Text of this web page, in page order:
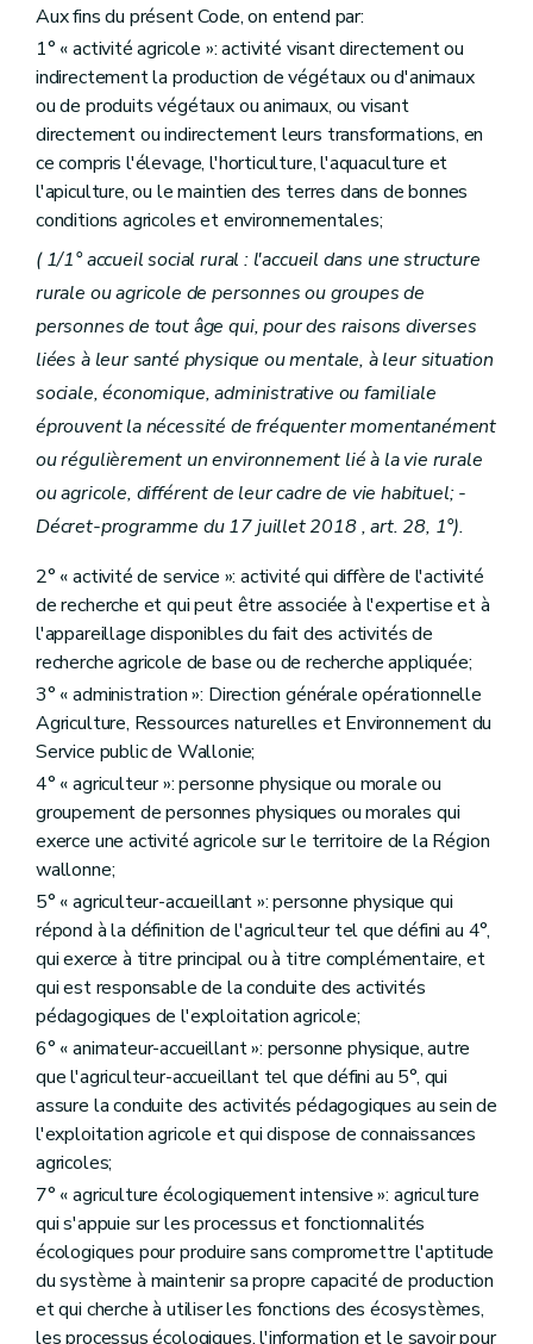
Art. D210
Sous-section 4
Évaluation et contrôle des fermes pédagogiques
Art. D211
Art. D212
Art. D213
Art. D214
Sous-section 5
Recours
Art. D215
Art. D216
Art. D217
Section 2/1 (L’accueil social rural
Sous-section 1 Champ d’application et conditions d’agrément
Art. D.218/1
Art. D.218/2
Art. D.218/3
Sous-section 2
Condition d’engagement, évaluation et contrôle
Art. D.218/4
Art. D.218/5
Sous-section 3 Recours- Décret-programme du 17 juillet 2018, art. 33 à 45).
Art. D.218/7
Art. D.218/9
Art. D219
Art. D220
Art. D221
Art. D222
Titre IX La promotion des produits agricoles
Chapitre Ier
Généralités
Art. D223
Chapitre II
L'Agence wallonne pour la Promotion d'une Agriculture de qualité
Section 1re
Création et missions
Art. D224
Art. D225
Art. D226
Art. D227
Art. D229
Art. D230
Section 1/1 Composition, compétence et fonctionnement du Conseil d'administration
Art. D230/1
Art. D230/2
Art. D230/3
Art. D230/4
Art. D230/5
Art. D230/6
Art. D230/7
Section 2
La gestion journalière
Art. D231
Section 2/1
Art. D231/1
Art. D231/2
Section 3 Personnel de l'Agence
Art. D232
Art. D233
Section 4 La gestion financière
Art. D234
Aux fins du présent Code, on entend par:
1° « activité agricole »: activité visant directement ou
indirectement la production de végétaux ou d'animaux
ou de produits végétaux ou animaux, ou visant
directement ou indirectement leurs transformations, en
ce compris l'élevage, l'horticulture, l'aquaculture et
l'apiculture, ou le maintien des terres dans de bonnes
conditions agricoles et environnementales;
( 1/1° accueil social rural : l'accueil dans une structure
rurale ou agricole de personnes ou groupes de
personnes de tout âge qui, pour des raisons diverses
liées à leur santé physique ou mentale, à leur situation
sociale, économique, administrative ou familiale
éprouvent la nécessité de fréquenter momentanément
ou régulièrement un environnement lié à la vie rurale
ou agricole, différent de leur cadre de vie habituel; -
Décret-programme du 17 juillet 2018 , art. 28, 1°).
2° « activité de service »: activité qui diffère de l'activité
de recherche et qui peut être associée à l'expertise et à
l'appareillage disponibles du fait des activités de
recherche agricole de base ou de recherche appliquée;
3° « administration »: Direction générale opérationnelle
Agriculture, Ressources naturelles et Environnement du
Service public de Wallonie;
4° « agriculteur »: personne physique ou morale ou
groupement de personnes physiques ou morales qui
exerce une activité agricole sur le territoire de la Région
wallonne;
5° « agriculteur-accueillant »: personne physique qui
répond à la définition de l'agriculteur tel que défini au 4°,
qui exerce à titre principal ou à titre complémentaire, et
qui est responsable de la conduite des activités
pédagogiques de l'exploitation agricole;
6° « animateur-accueillant »: personne physique, autre
que l'agriculteur-accueillant tel que défini au 5°, qui
assure la conduite des activités pédagogiques au sein de
l'exploitation agricole et qui dispose de connaissances
agricoles;
7° « agriculture écologiquement intensive »: agriculture
qui s'appuie sur les processus et fonctionnalités
écologiques pour produire sans compromettre l'aptitude
du système à maintenir sa propre capacité de production
et qui cherche à utiliser les fonctions des écosystèmes,
les processus écologiques, l'information et le savoir pour